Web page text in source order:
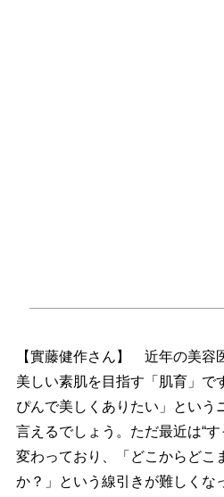
【實藤健作さん】 近年の美容
美しい素肌を目指す「肌育」で
ぴんで美しくありたい」という
言えるでしょう。ただ最近は“
変わっており、「どこからどこ
か？」という線引きが難しくな